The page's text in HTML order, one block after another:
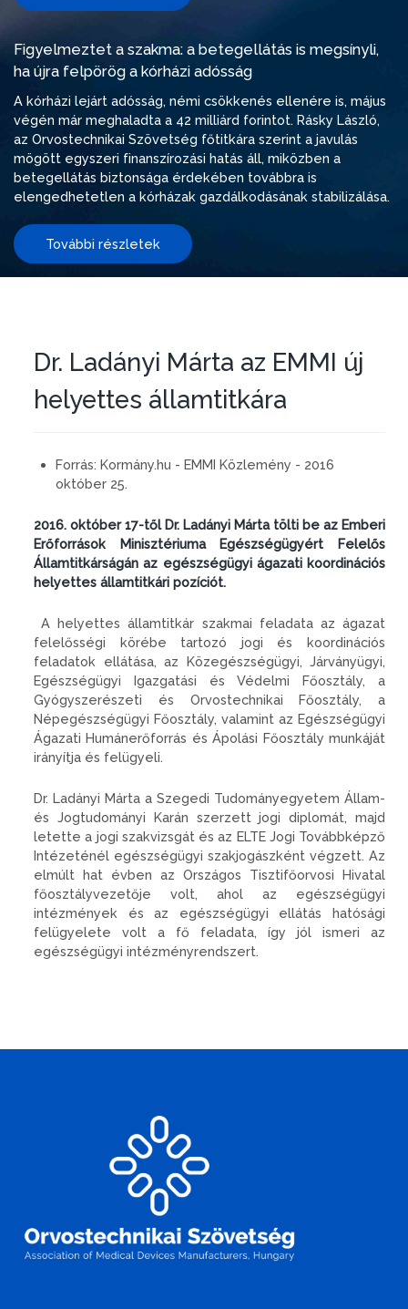
Figyelmeztet a szakma: a betegellátás is megsínyli,
ha újra felpörög a kórházi adósság
A kórházi lejárt adósság, némi csökkenés ellenére is, május
végén már meghaladta a 42 milliárd forintot. Rásky László,
az Orvostechnikai Szövetség főtitkára szerint a javulás
mögött egyszeri finanszírozási hatás áll, miközben a
betegellátás biztonsága érdekében továbbra is
elengedhetetlen a kórházak gazdálkodásának stabilizálása.
További részletek
Dr. Ladányi Márta az EMMI új
helyettes államtitkára
Forrás: Kormány.hu - EMMI Közlemény - 2016
október 25.
2016. október 17-től Dr. Ladányi Márta tölti be az Emberi
Erőforrások Minisztériuma Egészségügyért Felelős
Államtitkárságán az egészségügyi ágazati koordinációs
helyettes államtitkári pozíciót.
A helyettes államtitkár szakmai feladata az ágazat
felelősségi körébe tartozó jogi és koordinációs
feladatok ellátása, az Közegészségügyi, Járványügyi,
Egészségügyi Igazgatási és Védelmi Főosztály, a
Gyógyszerészeti és Orvostechnikai Főosztály, a
Népegészségügyi Főosztály, valamint az Egészségügyi
Ágazati Humánerőforrás és Ápolási Főosztály munkáját
irányítja és felügyeli.
Dr. Ladányi Márta a Szegedi Tudományegyetem Állam-
és Jogtudományi Karán szerzett jogi diplomát, majd
letette a jogi szakvizsgát és az ELTE Jogi Továbbképző
Intézeténél egészségügyi szakjogászként végzett. Az
elmúlt hat évben az Országos Tisztifőorvosi Hivatal
főosztályvezetője volt, ahol az egészségügyi
intézmények és az egészségügyi ellátás hatósági
felügyelete volt a fő feladata, így jól ismeri az
egészségügyi intézményrendszert.